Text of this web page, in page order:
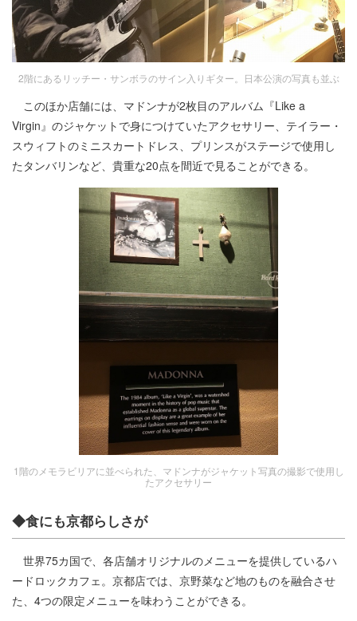
2階にあるリッチー・サンボラのサイン入りギター。日本公演の写真も並ぶ
このほか店舗には、マドンナが2枚目のアルバム『Like a
Virgin』のジャケットで身につけていたアクセサリー、テイラー・
スウィフトのミニスカートドレス、プリンスがステージで使用し
たタンバリンなど、貴重な20点を間近で見ることができる。
1階のメモラビリアに並べられた、マドンナがジャケット写真の撮影で使用し
たアクセサリー
◆食にも京都らしさが
世界75カ国で、各店舗オリジナルのメニューを提供しているハ
ードロックカフェ。京都店では、京野菜など地のものを融合させ
た、4つの限定メニューを味わうことができる。